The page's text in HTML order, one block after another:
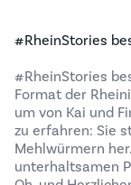
#RheinStories
#RheinStories
Format der
um von Kai und
zu erfahren: Sie
Mehlwürmern
unterhaltsamen